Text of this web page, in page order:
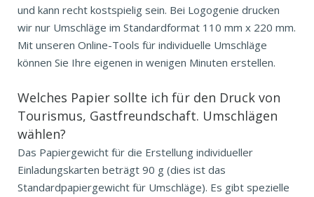
und kann recht kostspielig sein. Bei Logogenie drucken
wir nur Umschläge im Standardformat 110 mm x 220 mm.
Mit unseren Online-Tools für individuelle Umschläge
können Sie Ihre eigenen in wenigen Minuten erstellen.
Welches Papier sollte ich für den Druck von
Tourismus, Gastfreundschaft. Umschlägen
wählen?
Das Papiergewicht für die Erstellung individueller
Einladungskarten beträgt 90 g (dies ist das
Standardpapiergewicht für Umschläge). Es gibt spezielle